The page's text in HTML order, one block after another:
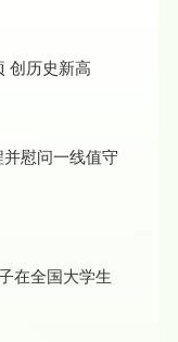
华农获广东省哲社优秀成果奖17项 创历史新高
慰问一线值守
在全国大学生